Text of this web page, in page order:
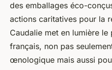
des emballages éco-
actions caritatives pour la
Caudalie met en lumière
français, non pas
œnologique mais aussi